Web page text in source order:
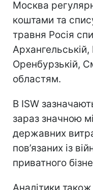
Москва
коштами та
травня Росія
Архангельській,
Оренбурзькій,
областям.
В ISW
зараз значною
державних
пов’язаних із
приватного
Аналітики